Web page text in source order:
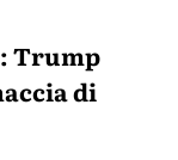
Trump
di